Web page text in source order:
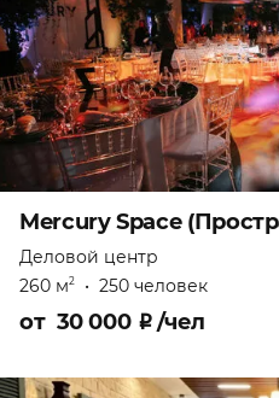
Mercury Space
Деловой центр
260 м2 • 250 человек
от 30 000 ₽/чел